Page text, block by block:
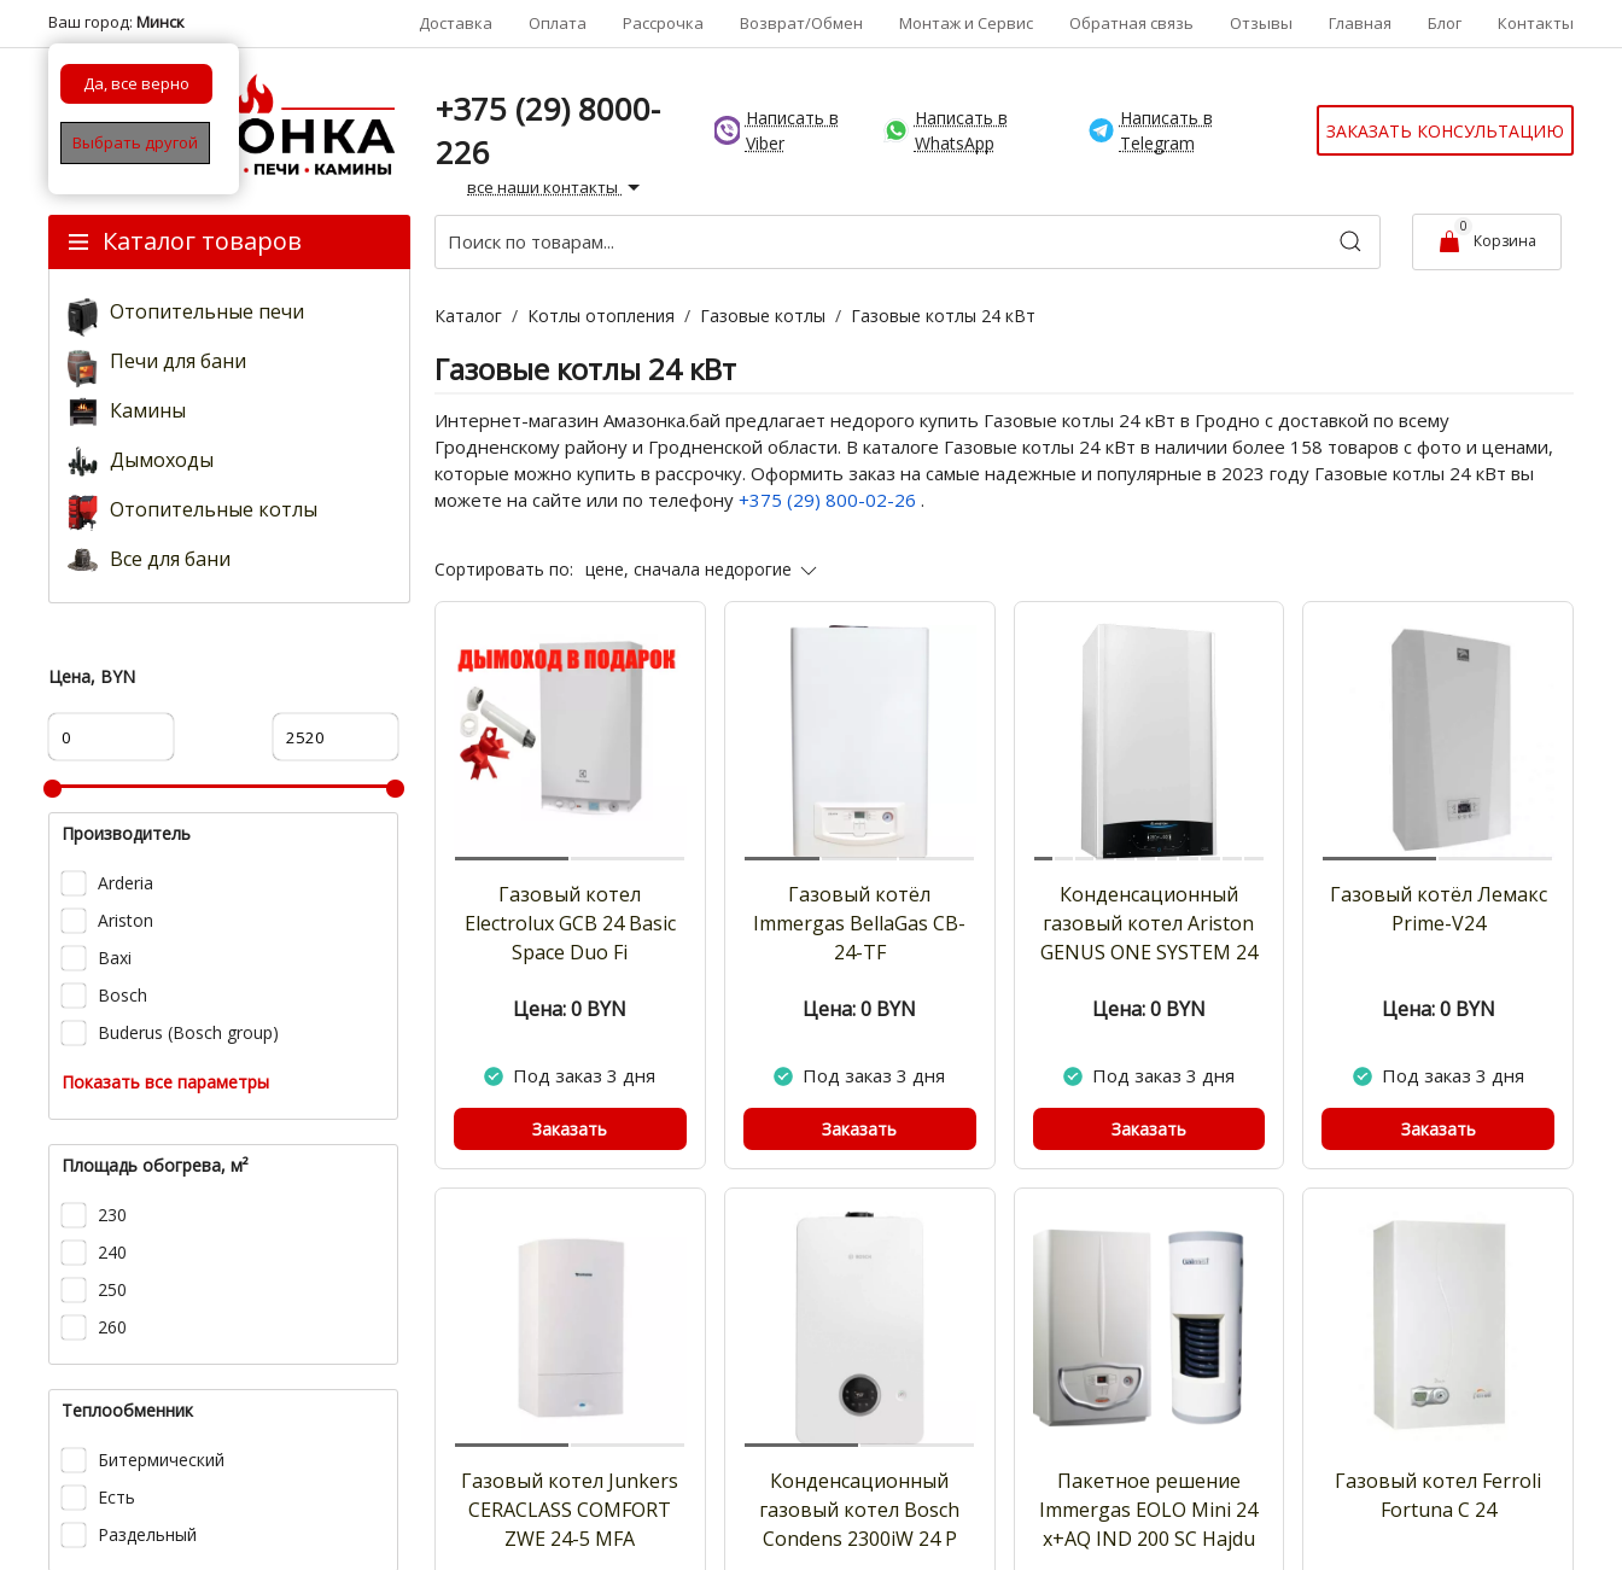
Ваш город: Минск
Да, все верно
Выбрать другой
Доставка Оплата Рассрочка Возврат/Обмен Монтаж и Сервис Обратная связь Отзывы Главная Блог Контакты
+375 (29) 8000-
226
все наши контакты
Написать в
Viber
Написать в
WhatsApp
Написать в
Telegram
ЗАКАЗАТЬ КОНСУЛЬТАЦИЮ
Каталог товаров
Отопительные печи
Печи для бани
Камины
Дымоходы
Отопительные котлы
Все для бани
0
Корзина
Цена, BYN
Производитель
Arderia
Ariston
Baxi
Bosch
Buderus (Bosch group)
Показать все параметры
Площадь обогрева, м²
230
240
250
260
Теплообменник
Битермический
Есть
Раздельный
Каталог / Котлы отопления / Газовые котлы / Газовые котлы 24 кВт
Газовые котлы 24 кВт
Интернет-магазин Амазонка.бай предлагает недорого купить Газовые котлы 24 кВт в Гродно с доставкой по всему
Гродненскому району и Гродненской области. В каталоге Газовые котлы 24 кВт в наличии более 158 товаров с фото и ценами,
которые можно купить в рассрочку. Оформить заказ на самые надежные и популярные в 2023 году Газовые котлы 24 кВт вы
можете на сайте или по телефону +375 (29) 800-02-26 .
Сортировать по: цене, сначала недорогие
Газовый котел
Electrolux GCB 24 Basic
Space Duo Fi
Цена: 0 BYN
Под заказ 3 дня
Заказать
Газовый котёл
Immergas BellaGas CB-
24-TF
Цена: 0 BYN
Под заказ 3 дня
Заказать
Конденсационный
газовый котел Ariston
GENUS ONE SYSTEM 24
Цена: 0 BYN
Под заказ 3 дня
Заказать
Газовый котёл Лемакс
Prime-V24
Цена: 0 BYN
Под заказ 3 дня
Заказать
Газовый котел Junkers
CERACLASS COMFORT
ZWE 24-5 MFA
Конденсационный
газовый котел Bosch
Condens 2300iW 24 P
Пакетное решение
Immergas EOLO Mini 24
x+AQ IND 200 SC Hajdu
Газовый котел Ferroli
Fortuna C 24